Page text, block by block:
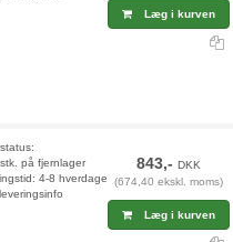
Læg i kurven
på fjernlager
4-8 hverdage
843,-DKK
(674,40 ekskl. moms)
Læg i kurven